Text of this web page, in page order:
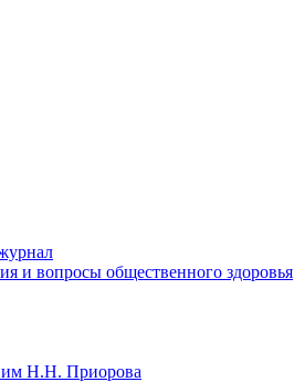
и вопросы общественного здоровья
им Н.Н. Приорова